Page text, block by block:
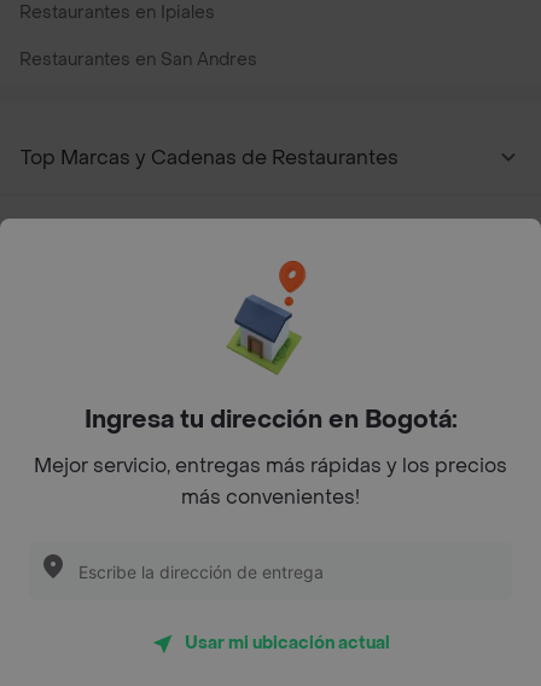
Restaurantes en Ipiales
Restaurantes en San Andres
Top Marcas y Cadenas de Restaurantes
Google play
Pide tu comida favorita cerca de ti
Categorías
Únete a Rappi
Ingresa tu dirección en Bogotá:
Mejor servicio, entregas más rápidas y los precios
más convenientes!
Usar mi ubicación actual